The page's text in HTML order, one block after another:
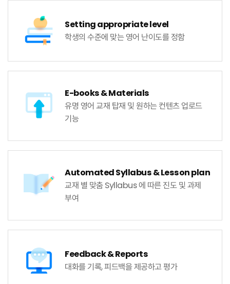
Settingappropriate level
학생의 수준에 맞는영어 난이도를 정함
E-books& Materials
유명 영어 교재 탑재 및원하는 컨텐츠 업로드
기능
Automated Syllabus& Lesson plan
교재 별 맞춤 Syllabus 에 따른 진도 및 과제
부여
Feedback& Reports
대화를 기록,피드백을 제공하고 평가